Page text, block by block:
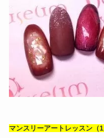
マンスリーアートレッスン